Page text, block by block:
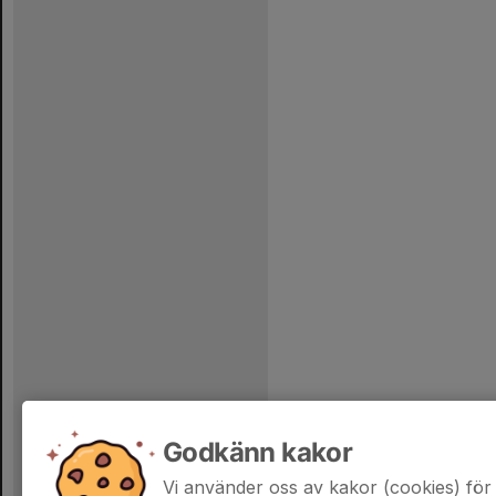
Godkänn kakor
Vi använder oss av kakor (cookies)